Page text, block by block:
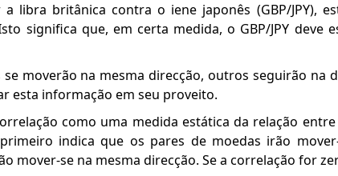
a libra britânica contra o iene japonês (GBP/JPY),
Isto significa que, em certa medida, o GBP/JPY
moverão na mesma direcção, outros seguirão na
esta informação em seu proveito.
como uma medida estática da relação
indica que os pares de moedas irão
mover-se na mesma direcção. Se a correlação for